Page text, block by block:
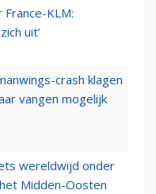
KLM:
uit’
crash klagen
vangen mogelijk
wereldwijd onder
Midden-Oosten